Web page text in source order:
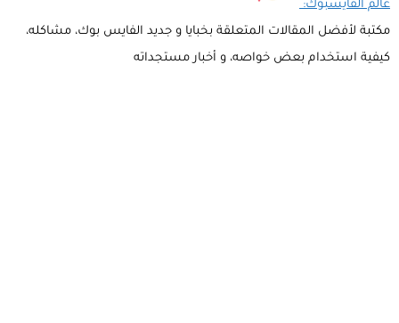
عالم الفايسبوك:
مكتبة لأفضل المقالات المتعلقة بخبايا و جديد الفايس بوك، مشاكله،
كيفية استخدام بعض خواصه، و أخبار مستجداته